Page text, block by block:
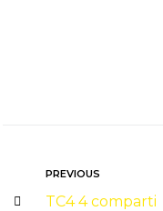
PREVIOUS
TC4 4 comparti